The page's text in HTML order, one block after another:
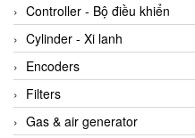
Controller - Bộ điều khiển
Cylinder - Xi lanh
Encoders
Filters
Gas & air generator